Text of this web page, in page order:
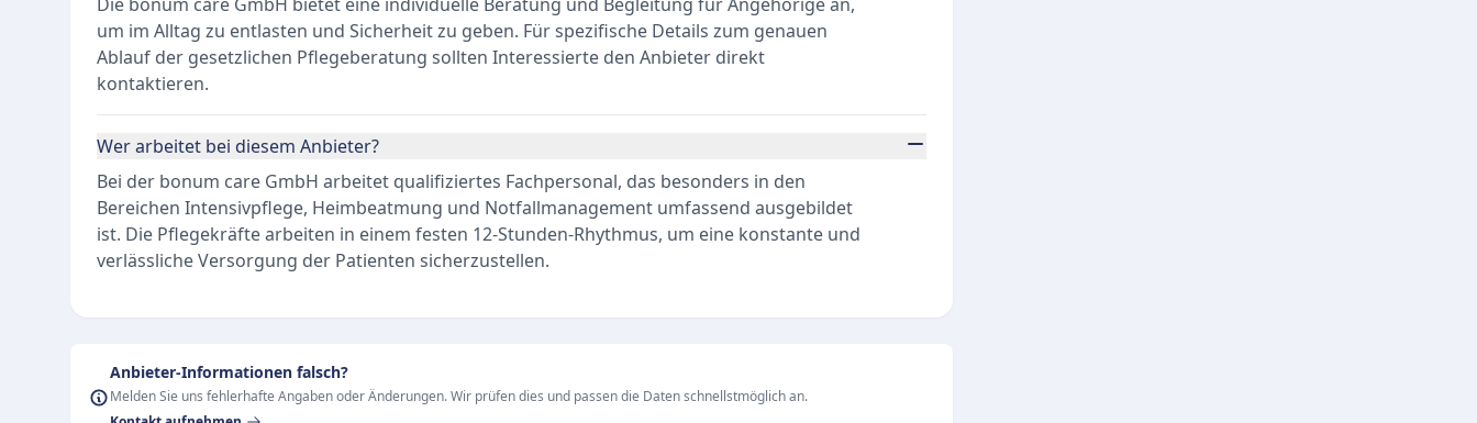
um im Alltag zu entlasten und Sicherheit zu geben. Für spezifische Details zum genauen
Ablauf der gesetzlichen Pflegeberatung sollten Interessierte den Anbieter direkt
kontaktieren.
Wer arbeitet bei diesem Anbieter?
Bei der bonum care GmbH arbeitet qualifiziertes Fachpersonal, das besonders in den
Bereichen Intensivpflege, Heimbeatmung und Notfallmanagement umfassend ausgebildet
ist. Die Pflegekräfte arbeiten in einem festen 12-Stunden-Rhythmus, um eine konstante und
verlässliche Versorgung der Patienten sicherzustellen.
Anbieter-Informationen falsch?
Melden Sie uns fehlerhafte Angaben oder Änderungen. Wir prüfen dies und passen die Daten schnellstmöglich an.